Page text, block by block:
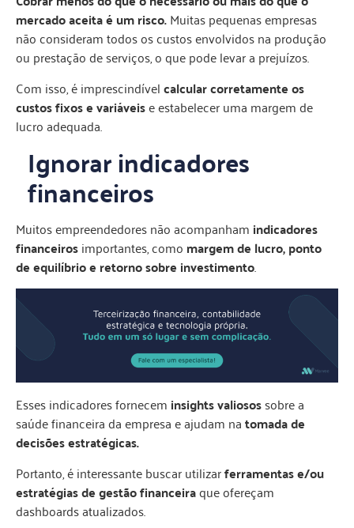
mercado aceita é um risco.Muitas pequenas empresas
não consideram todos os custos envolvidos na produção
ou prestação de serviços, o que pode levar a prejuízos.
Com isso, é imprescindívelcalcular corretamente os
custos fixos e variáveise estabelecer uma margem de
lucro adequada.
Ignorar indicadores
financeiros
Muitos empreendedores não acompanham indicadores
financeirosimportantes, como margem de lucro, ponto
de equilíbrio e retorno sobre investimento.
Esses indicadores fornecem insights valiosossobre a
saúde financeira da empresa e ajudam natomada de
decisões estratégicas.
Portanto, é interessante buscar utilizarferramentas e/ou
estratégias de gestão financeiraque ofereçam
dashboards atualizados.